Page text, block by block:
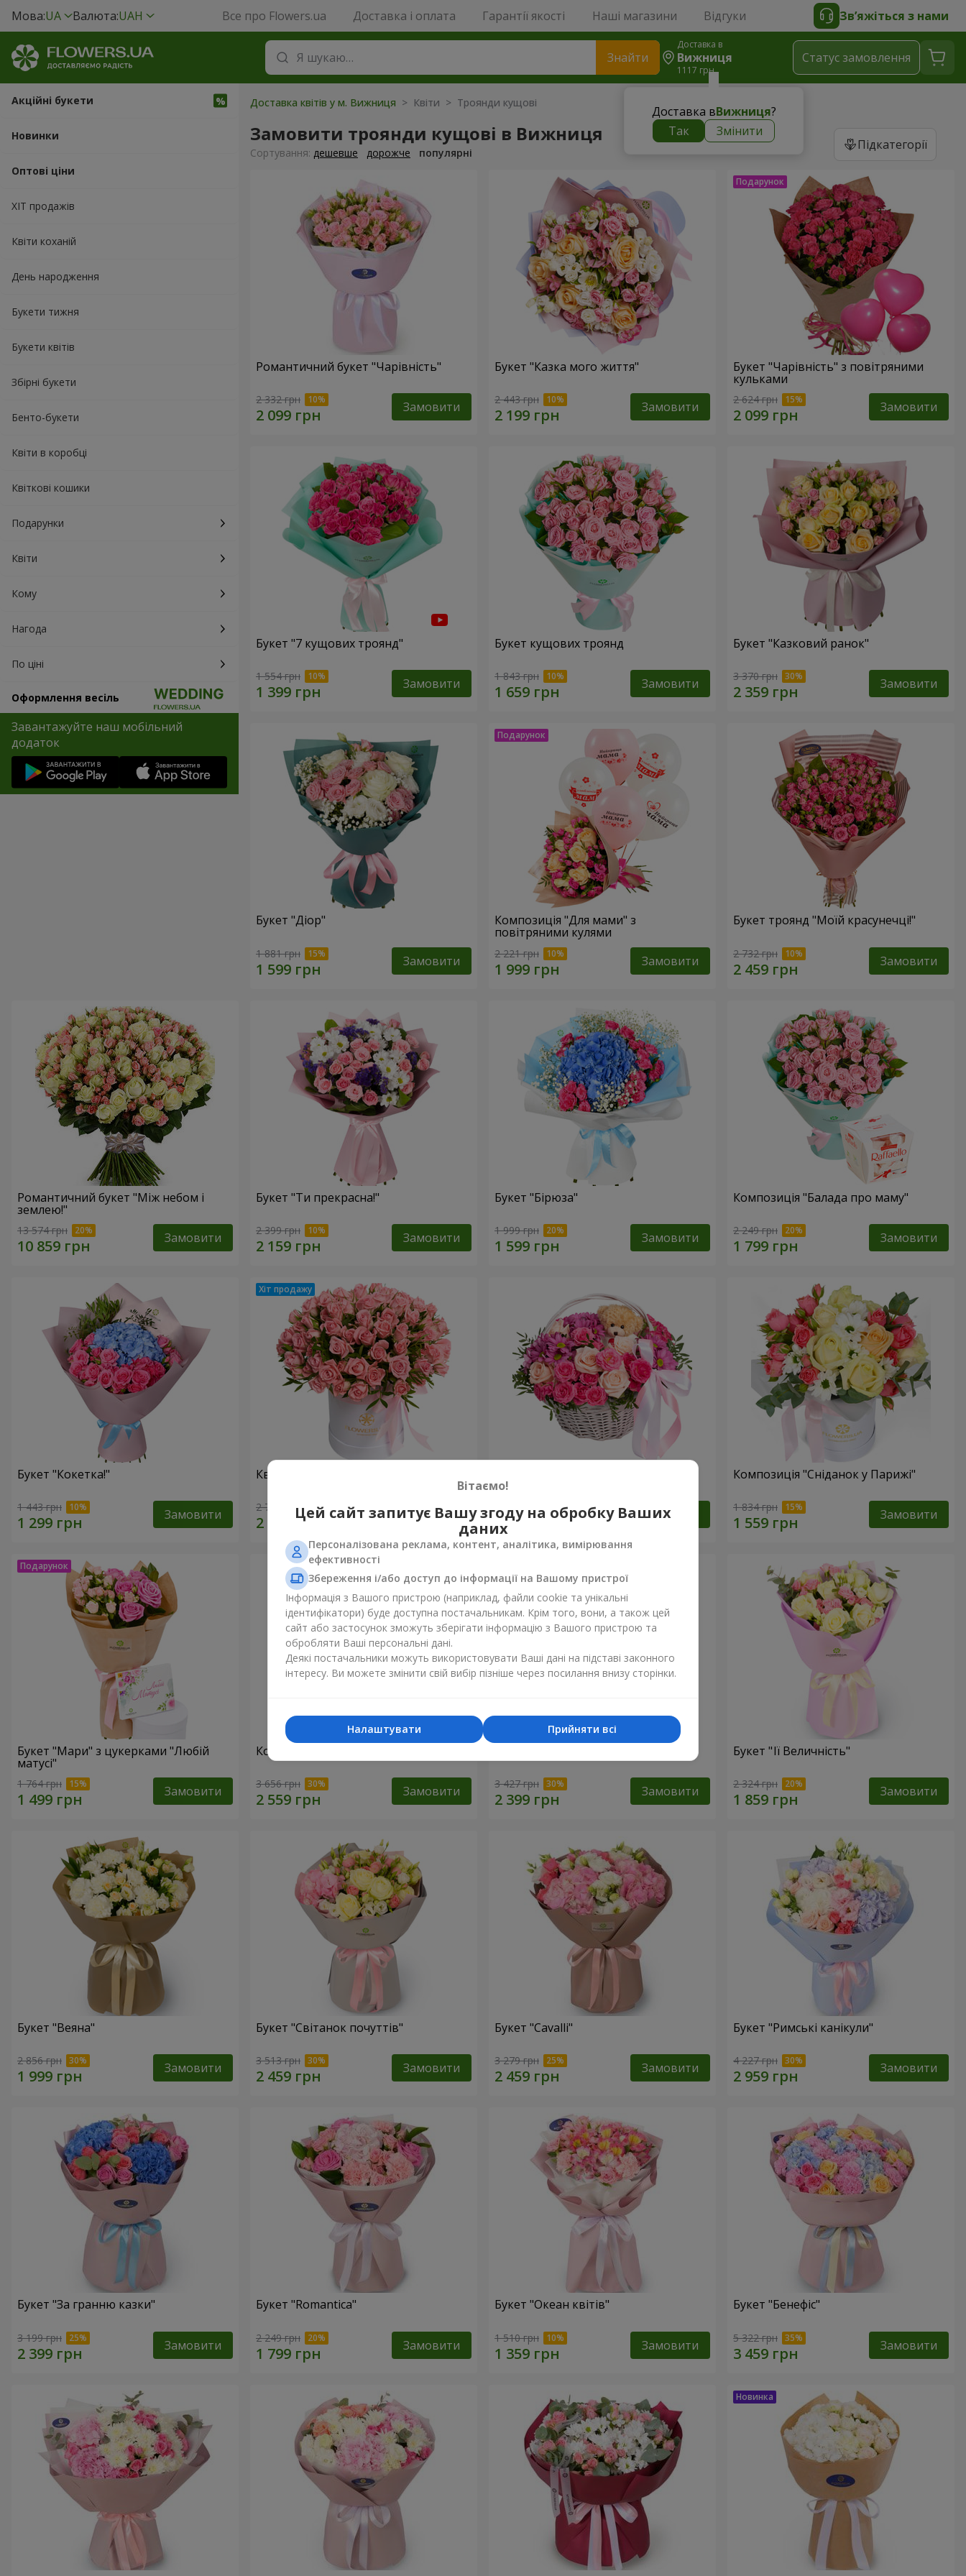
Мова:UA Валюта:UAH Все про Flowers.ua Доставка і оплата Гарантії якості Наші магазини Відгуки Зв’яжіться з нами
Знайти
Доставка в
Вижниця
1117 грн
Доставка вВижниця?
Так
Змінити
Статус замовлення
Акційні букети
Новинки
Оптові ціни
ХІТ продажів
Квіти коханій
День народження
Букети тижня
Букети квітів
Збірні букети
Бенто-букети
Квіти в коробці
Квіткові кошики
Подарунки
Квіти
Кому
Нагода
По ціні
Оформлення весіль
Завантажуйте наш мобільний
додаток
Доставка квітів у м. Вижниця > Квіти > Троянди кущові
Замовити троянди кущові в Вижниця Підкатегорії
Сортування: дешевше дорожче популярні
Романтичний букет "Чарівність"
2 332 грн Замовити
Букет "Казка мого життя"
2 443 грн Замовити
Букет "Чарівність" з повітряними
кульками
2 624 грн Замовити
Букет "7 кущових троянд"
1 554 грн Замовити
Букет кущових троянд
1 843 грн Замовити
Букет "Казковий ранок"
3 370 грн Замовити
Букет "Діор"
1 881 грн Замовити
Композиція "Для мами" з
повітряними кулями
2 221 грн Замовити
Букет троянд "Моїй красунечці!"
2 732 грн Замовити
Романтичний букет "Між небом і
землею!"
13 574 грн Замовити
Букет "Ти прекрасна!"
2 399 грн Замовити
Букет "Бірюза"
1 999 грн Замовити
Композиція "Балада про маму"
2 249 грн Замовити
Букет "Кокетка!"
1 443 грн Замовити
Квіти в коробці "Рожевий оазис"
2 749 грн Замовити 3 656 грн Замовити
Композиція "Сніданок у Парижі"
1 834 грн Замовити
Букет "Мари" з цукерками "Любій
матусі"
1 764 грн Замовити
Композиція "Улюблені очі"
3 656 грн Замовити 3 427 грн Замовити
Букет "Її Величність"
2 324 грн Замовити
Букет "Веяна"
2 856 грн Замовити
Букет "Світанок почуттів"
3 513 грн Замовити
Букет "Cаvalli"
3 279 грн Замовити
Букет "Римські канікули"
4 227 грн Замовити
Букет "За гранню казки"
3 199 грн Замовити
Букет "Romantica"
2 249 грн Замовити
Букет "Океан квітів"
1 510 грн Замовити
Букет "Бенефіс"
5 322 грн Замовити
Вітаємо!
Цей сайт запитує Вашу згоду на обробку Ваших
даних
Персоналізована реклама, контент, аналітика, вимірювання
ефективності
Збереження і/або доступ до інформації на Вашому пристрої
Інформація з Вашого пристрою (наприклад, файли cookie та унікальні
ідентифікатори) буде доступна постачальникам. Крім того, вони, а також цей
сайт або застосунок зможуть зберігати інформацію з Вашого пристрою та
обробляти Ваші персональні дані.
Деякі постачальники можуть використовувати Ваші дані на підставі законного
інтересу. Ви можете змінити свій вибір пізніше через посилання внизу сторінки.
Прийняти всі
Налаштувати